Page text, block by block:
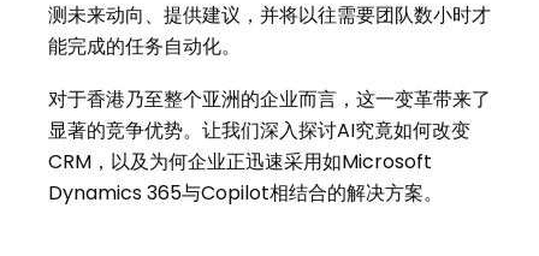
测未来动向、提供建议，并将以往需要团队数小时才
能完成的任务自动化。
对于香港乃至整个亚洲的企业而言，这一变革带来了
显著的竞争优势。让我们深入探讨AI究竟如何改变
CRM，以及为何企业正迅速采用如Microsoft
Dynamics 365与Copilot相结合的解决方案。